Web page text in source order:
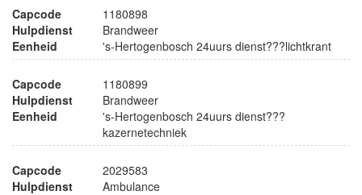
Capcode
1180898
Hulpdienst
Brandweer
Eenheid
's-Hertogenbosch 24uurs dienst???lichtkrant
Capcode
1180899
Hulpdienst
Brandweer
Eenheid
's-Hertogenbosch 24uurs dienst???
kazernetechniek
Capcode
2029583
Hulpdienst
Ambulance